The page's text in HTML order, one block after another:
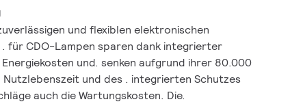
und flexiblen elektronischen
für CDO-Lampen sparen dank integrierter
und. senken aufgrund ihrer 80.000
Nutzlebenszeit und des . integrierten Schutzes
auch die Wartungskosten. Die.